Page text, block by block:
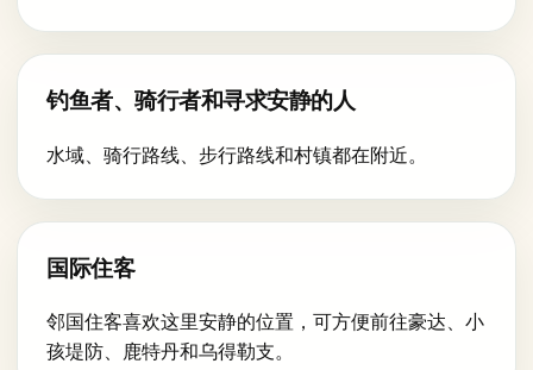
钓鱼者、骑行者和寻求安静的人
水域、骑行路线、步行路线和村镇都在附近。
国际住客
邻国住客喜欢这里安静的位置，可方便前往豪达、小
孩堤防、鹿特丹和乌得勒支。